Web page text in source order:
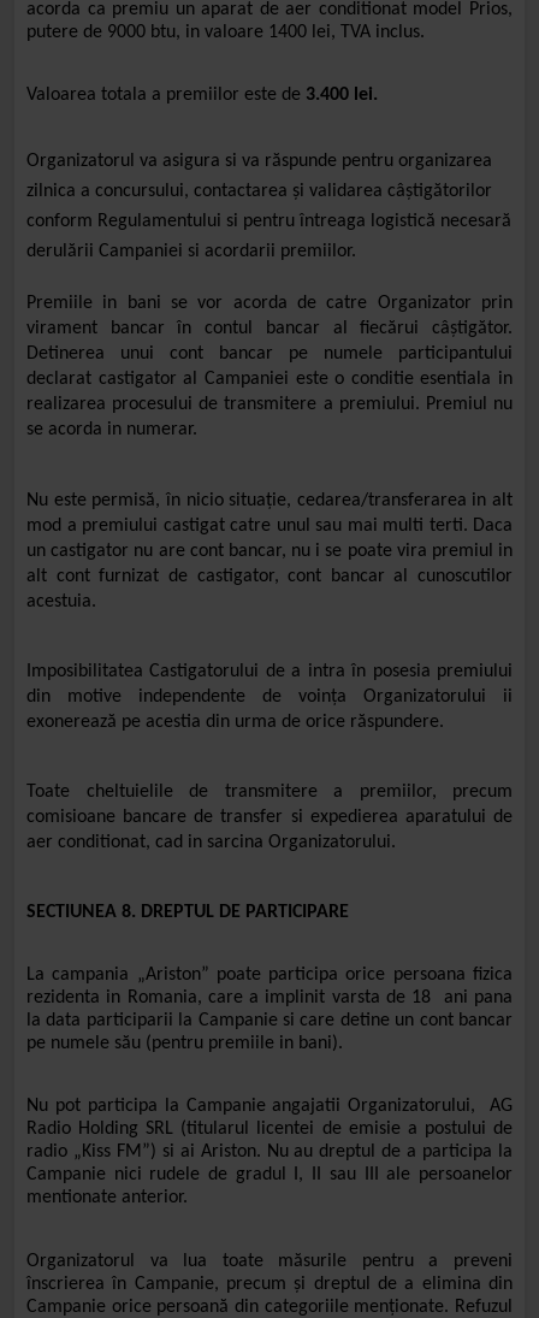
acorda ca premiu un aparat de aer conditionat model Prios,
putere de 9000 btu, in valoare 1400 lei, TVA inclus.
Valoarea totala a premiilor este de 3.400 lei.
Organizatorul va asigura si va răspunde pentru organizarea
zilnica a concursului, contactarea și validarea câștigătorilor
conform Regulamentului si pentru întreaga logistică necesară
derulării Campaniei si acordarii premiilor.
Premiile in bani se vor acorda de catre Organizator prin
virament bancar în contul bancar al fiecărui câștigător.
Detinerea unui cont bancar pe numele participantului
declarat castigator al Campaniei este o conditie esentiala in
realizarea procesului de transmitere a premiului. Premiul nu
se acorda in numerar.
Nu este permisă, în nicio situaţie, cedarea/transferarea in alt
mod a premiului castigat catre unul sau mai multi terti. Daca
un castigator nu are cont bancar, nu i se poate vira premiul in
alt cont furnizat de castigator, cont bancar al cunoscutilor
acestuia.
Imposibilitatea Castigatorului de a intra în posesia premiului
din motive independente de voinţa Organizatorului ii
exonerează pe acestia din urma de orice răspundere.
Toate cheltuielile de transmitere a premiilor, precum
comisioane bancare de transfer si expedierea aparatului de
aer conditionat, cad in sarcina Organizatorului.
SECTIUNEA 8. DREPTUL DE PARTICIPARE
La campania „Ariston” poate participa orice persoana fizica
rezidenta in Romania, care a implinit varsta de 18 ani pana
la data participarii la Campanie si care detine un cont bancar
pe numele său (pentru premiile in bani).
Nu pot participa la Campanie angajatiiOrganizatorului, AG
Radio Holding SRL (titularul licentei de emisie a postului de
radio „Kiss FM”) si ai Ariston. Nu au dreptul de a participa la
Campanie nici rudele de gradul I, II sau III ale persoanelor
mentionate anterior.
Organizatorul va lua toate măsurile pentru a preveni
înscrierea în Campanie, precum și dreptul de a elimina din
Campanie orice persoană din categoriile menționate. Refuzul